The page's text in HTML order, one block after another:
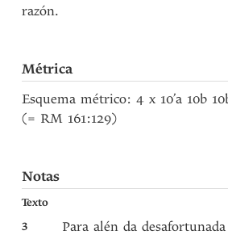
razón.
Métrica
Esquema métrico: 4 x 10’a 10b 10b
(= RM 161:129)
Notas
Texto
3
Para alén da